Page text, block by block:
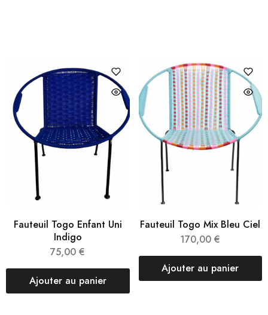
Fauteuil Togo Enfant Uni
Indigo
75,00€
Ajouter au panier
Fauteuil Togo Mix Bleu Ciel
170,00€
Ajouter au panier